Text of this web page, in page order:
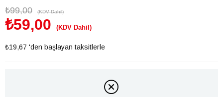
₺99,00 (KDV Dahil)
₺59,00 (KDV Dahil)
₺19,67 'den başlayan taksitlerle